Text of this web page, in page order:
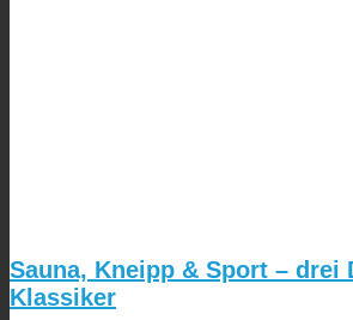
Sauna, Kneipp & Sport – drei
Klassiker